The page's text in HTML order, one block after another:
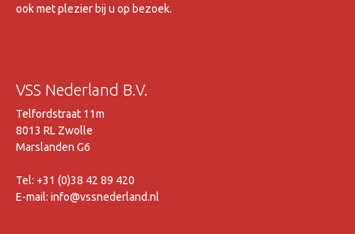
ook met plezier bij u op bezoek.
VSS Nederland B.V.
Telfordstraat 11m
8013 RL Zwolle
Marslanden G6
Tel: +31 (0)38 42 89 420
E-mail: info@vssnederland.nl